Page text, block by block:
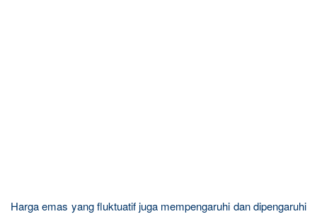
Harga emas yang fluktuatif juga mempengaruhi dan dipengaruhi